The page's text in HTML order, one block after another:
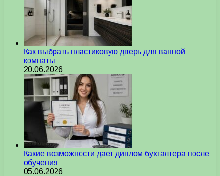
Как выбрать пластиковую дверь для ванной
комнаты
20.06.2026
Какие возможности даёт диплом бухгалтера после
обучения
05.06.2026